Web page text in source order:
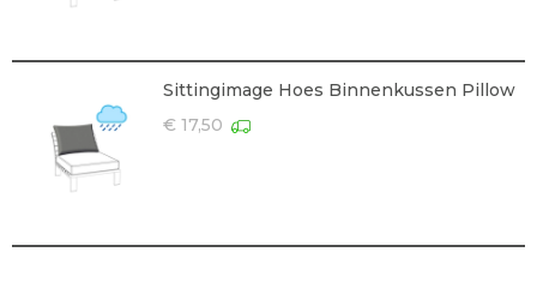
Sittingimage Hoes Binnenkussen Pillow
€ 17,50